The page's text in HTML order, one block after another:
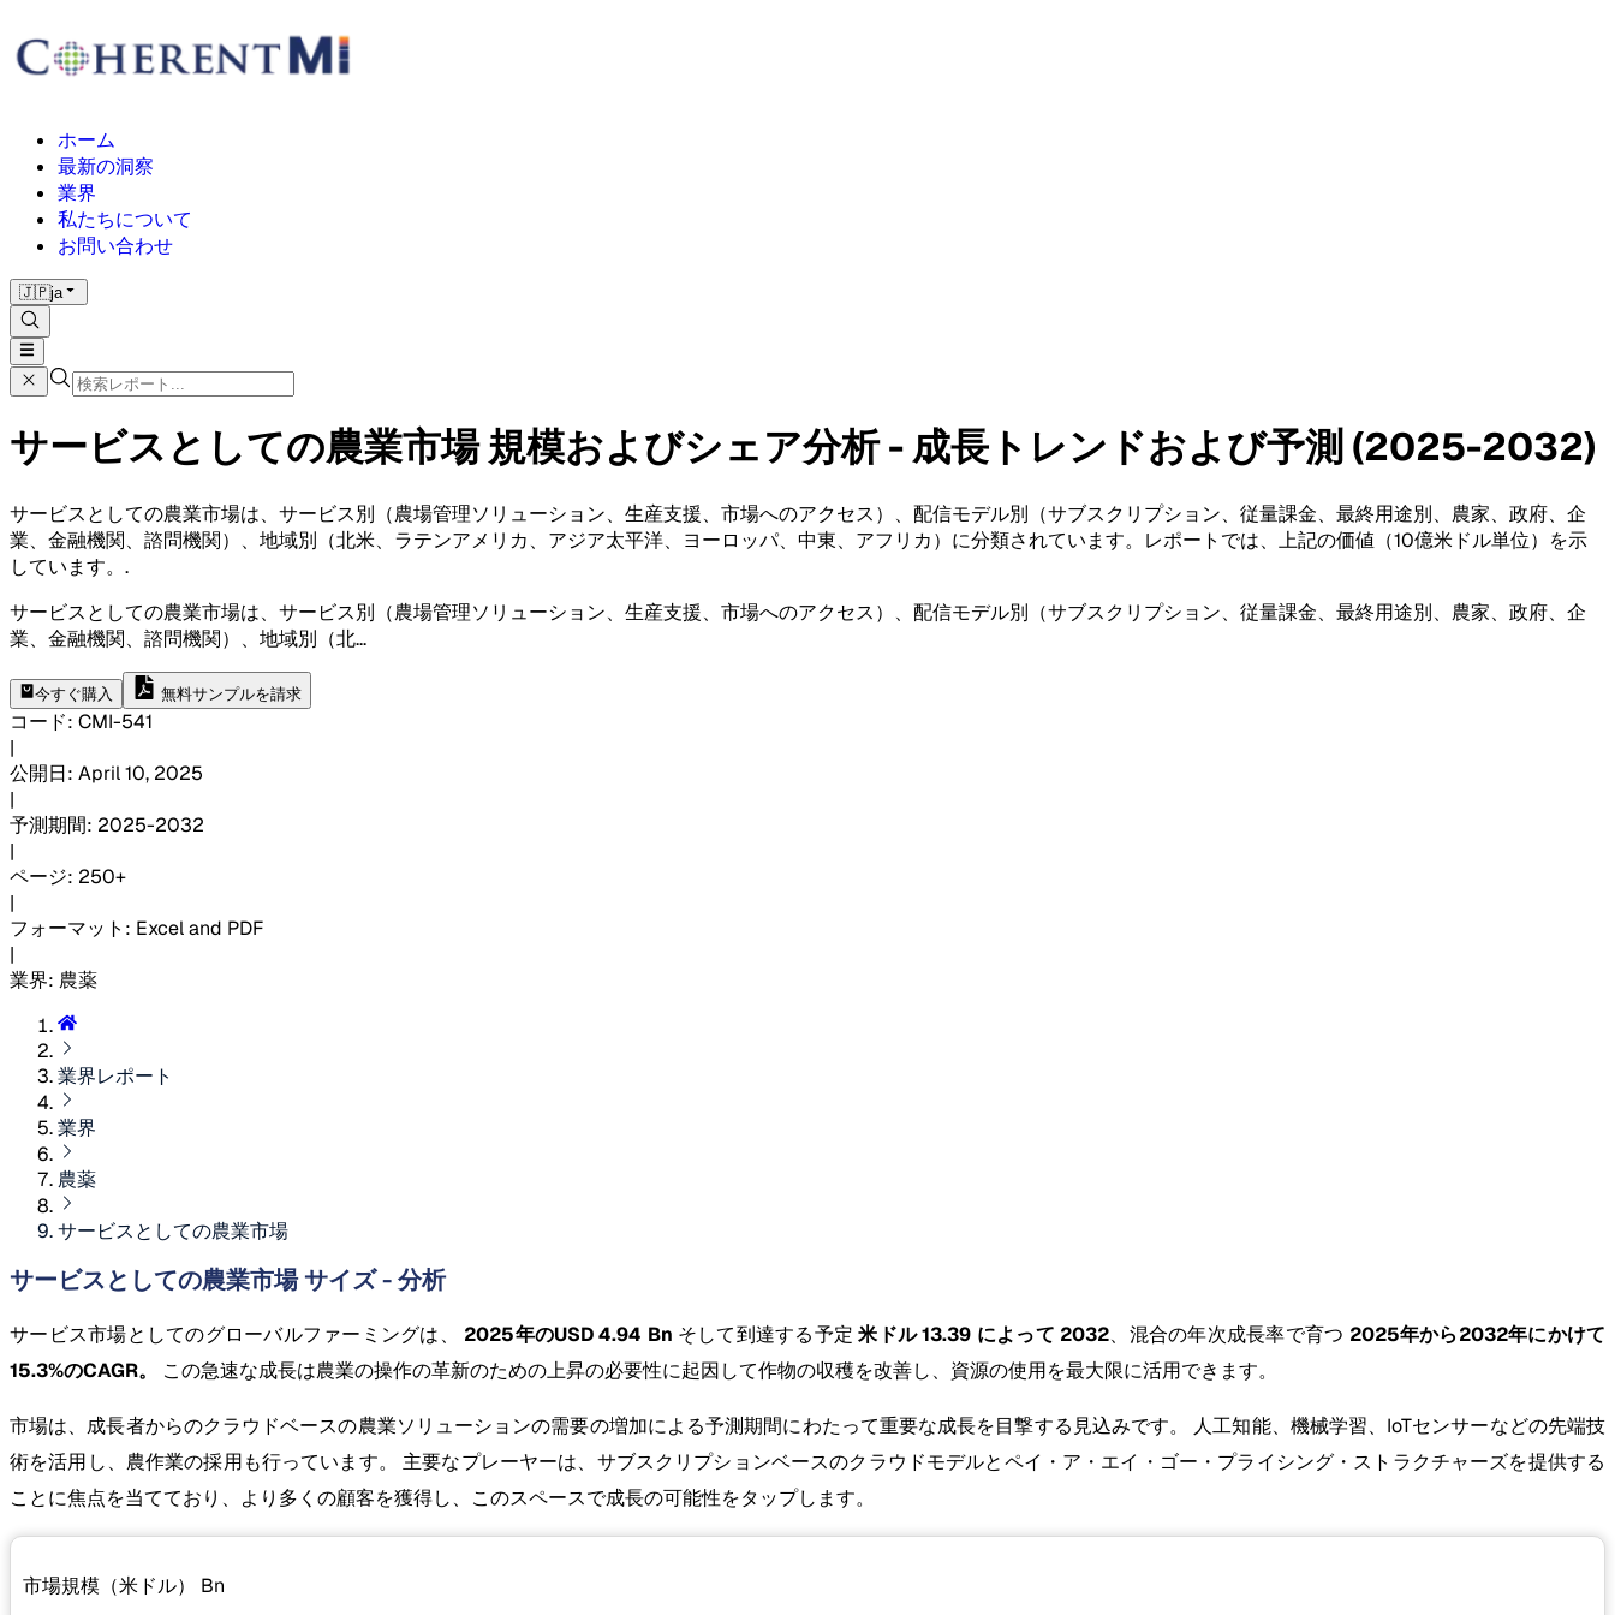
ホーム
最新の洞察
業界
私たちについて
お問い合わせ
🇯🇵ja
サービスとしての農業市場 規模およびシェア分析 - 成長トレンドおよび予測 (2025-2032)
サービスとしての農業市場は、サービス別（農場管理ソリューション、生産支援、市場へのアクセス）、配信モデル別（サブスクリプション、従量課金、最終用途別、農家、政府、企
業、金融機関、諮問機関）、地域別（北米、ラテンアメリカ、アジア太平洋、ヨーロッパ、中東、アフリカ）に分類されています。レポートでは、上記の価値（10億米ドル単位）を示
しています。 .
サービスとしての農業市場は、サービス別（農場管理ソリューション、生産支援、市場へのアクセス）、配信モデル別（サブスクリプション、従量課金、最終用途別、農家、政府、企
業、金融機関、諮問機関）、地域別（北...
今すぐ購入 無料サンプルを請求
コード: CMI-541
|
公開日: April 10, 2025
|
予測期間: 2025-2032
|
ページ: 250+
|
フォーマット : Excel and PDF
|
業界: 農薬
業界レポート
業界
農薬
サービスとしての農業市場
サービスとしての農業市場 サイズ - 分析
サービス市場としてのグローバルファーミングは、 2025年のUSD 4.94 Bn そして到達する予定米ドル 13.39 によって 2032、混合の年次成長率で育つ 2025年から2032年にかけて
15.3%のCAGR。
この急速な成長は農業の操作の革新のための上昇の必要性に起因して作物の収穫を改善し、資源の使用を最大限に活用できます。
市場は、成長者からのクラウドベースの農業ソリューションの需要の増加による予測期間にわたって重要な成長を目撃する見込みです。 人工知能、機械学習、IoTセンサーなどの先端技
術を活用し、農作業の採用も行っています。 主要なプレーヤーは、サブスクリプションベースのクラウドモデルとペイ・ア・エイ・ゴー・プライシング・ストラクチャーズを提供する
ことに焦点を当てており、より多くの顧客を獲得し、このスペースで成長の可能性をタップします。
市場規模（米ドル） Bn